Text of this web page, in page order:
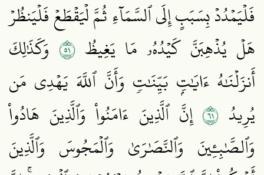
فَلۡيَمۡدُدۡ بِسَبَبٍ إِلَى ٱلسَّمَآءِ ثُمَّ لۡيَقۡطَعۡ فَلۡيَنظُرۡ
هَلۡ يُذۡهِبَنَّ كَيۡدُهُۥ مَا يَغِيظُ ١٥ وَكَذَٰلِكَ
أَنزَلۡنَٰهُ ءَايَٰتِۭ بَيِّنَٰتٖ وَأَنَّ ٱللَّهَ يَهۡدِي مَن
يُرِيدُ ١٦ إِنَّ ٱلَّذِينَ ءَامَنُواْ وَٱلَّذِينَ هَادُواْ
وَٱلصَّٰبِـِٔينَ وَٱلنَّصَٰرَىٰ وَٱلۡمَجُوسَ وَٱلَّذِينَ